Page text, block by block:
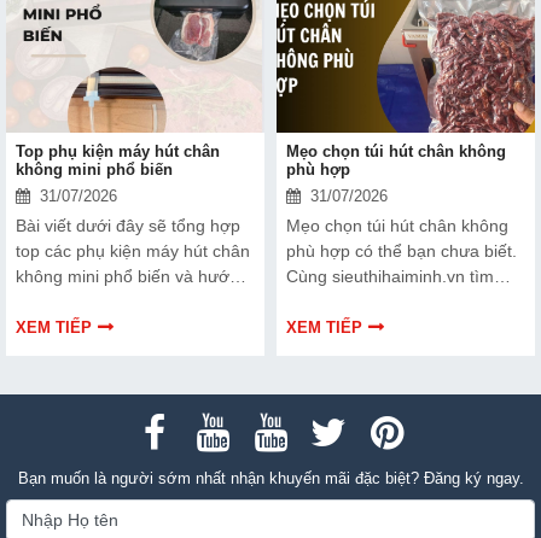
Top phụ kiện máy hút chân
không mini phổ biến
31/07/2026
Bài viết dưới đây sẽ tổng hợp
top các phụ kiện máy hút chân
không mini phổ biến và hướng
chuẩn kỹ thuật ngay tại nhà.
XEM TIẾP
Mẹo chọn túi hút chân không
phù hợp
31/07/2026
Mẹo chọn túi hút chân không
phù hợp có thể bạn chưa biết.
Cùng sieuthihaiminh.vn tìm
thông tin bài viết dưới đây nhé!
XEM TIẾP
Bạn muốn là người sớm nhất nhận khuyến mãi đặc biệt? Đăng ký ngay.